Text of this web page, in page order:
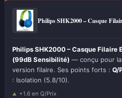
Philips SHK2000 – Casque
Philips SHK2000 – Casque Filaire
(99dB Sensibilité) — conçu pour
version filaire. Ses points forts : Q/
: Isolation (5.8/10).
+1.6 en Q/Prix